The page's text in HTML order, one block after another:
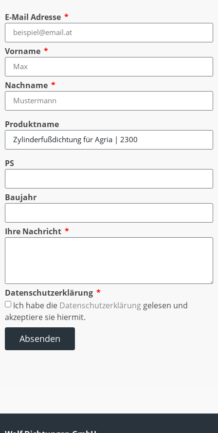
E-Mail Adresse
Vorname
Nachname
Produktname
PS
Baujahr
Ihre Nachricht
Datenschutzerklärung
Ich habe die Datenschutzerklärung gelesen und
akzeptiere sie hiermit.
Absenden